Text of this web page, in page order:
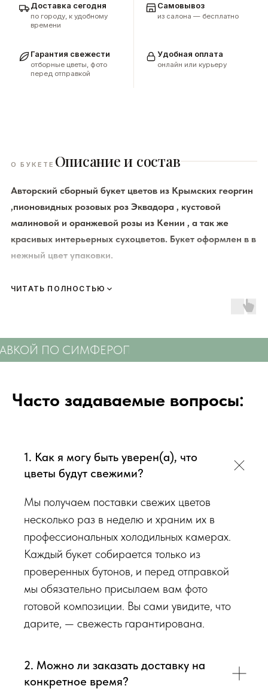
Доставка сегодня
по городу, к удобному
времени
Самовывоз
из салона — бесплатно
Гарантия свежести
отборные цветы, фото
перед отправкой
Удобная оплата
онлайн или курьеру
О БУКЕТЕ Описание и состав
Авторский сборный букет цветов из Крымских георгин
,пионовидных розовых роз Эквадора , кустовой
малиновой и оранжевой розы из Кении , а так же
красивых интерьерных сухоцветов. Букет оформлен в в
нежный цвет упаковки.
К каждому букету мы прикладываем правила по уходу за
радовали Вас❤️
наличии на момент нужной даты доставки. Заказывая
гаммы, формату), после заказа с Вами сразу свяжется наш
администратор для уточнения деталей заказа.
Перед тем как отправить букет на доставку мы
видео непосредственно того букета, который наш
флорист собрал для Вас.
Доставка цветов в Симферополе. Качественно. Быстро.
ЧИТАТЬ ПОЛНОСТЬЮ
ПО СИМФЕРОПОЛЮ
Часто задаваемые вопросы:
1. Как я могу быть уверен(а), что
цветы будут свежими?
Мы получаем поставки свежих цветов
несколько раз в неделю и храним их в
профессиональных холодильных камерах.
Каждый букет собирается только из
проверенных бутонов, и перед отправкой
мы обязательно присылаем вам фото
готовой композиции. Вы сами увидите, что
дарите, — свежесть гарантирована.
2. Можно ли заказать доставку на
конкретное время?